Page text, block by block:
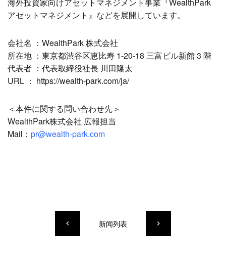
海外投資家向けアセットマネジメント事業『WealthPark
アセットマネジメント』などを展開しています。
会社名 ：WealthPark 株式会社
所在地 ：東京都渋谷区恵比寿 1-20-18 三富ビル新館 3 階
代表者 ：代表取締役社長 川田隆太
URL ： https://wealth-park.com/ja/
＜本件に関する問い合わせ先＞
WealthPark株式会社 広報担当
Mail： pr@wealth-park.com
keyboard_arrow_left 新闻列表 keyboard_arrow_right